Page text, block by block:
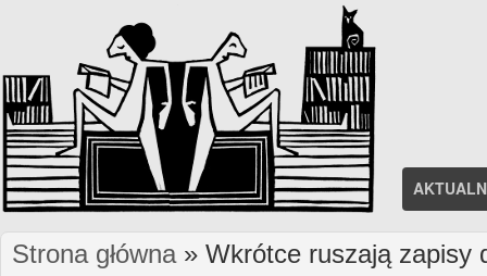
Jesteś tutaj
Strona główna» Wkrótce ruszają zapisy